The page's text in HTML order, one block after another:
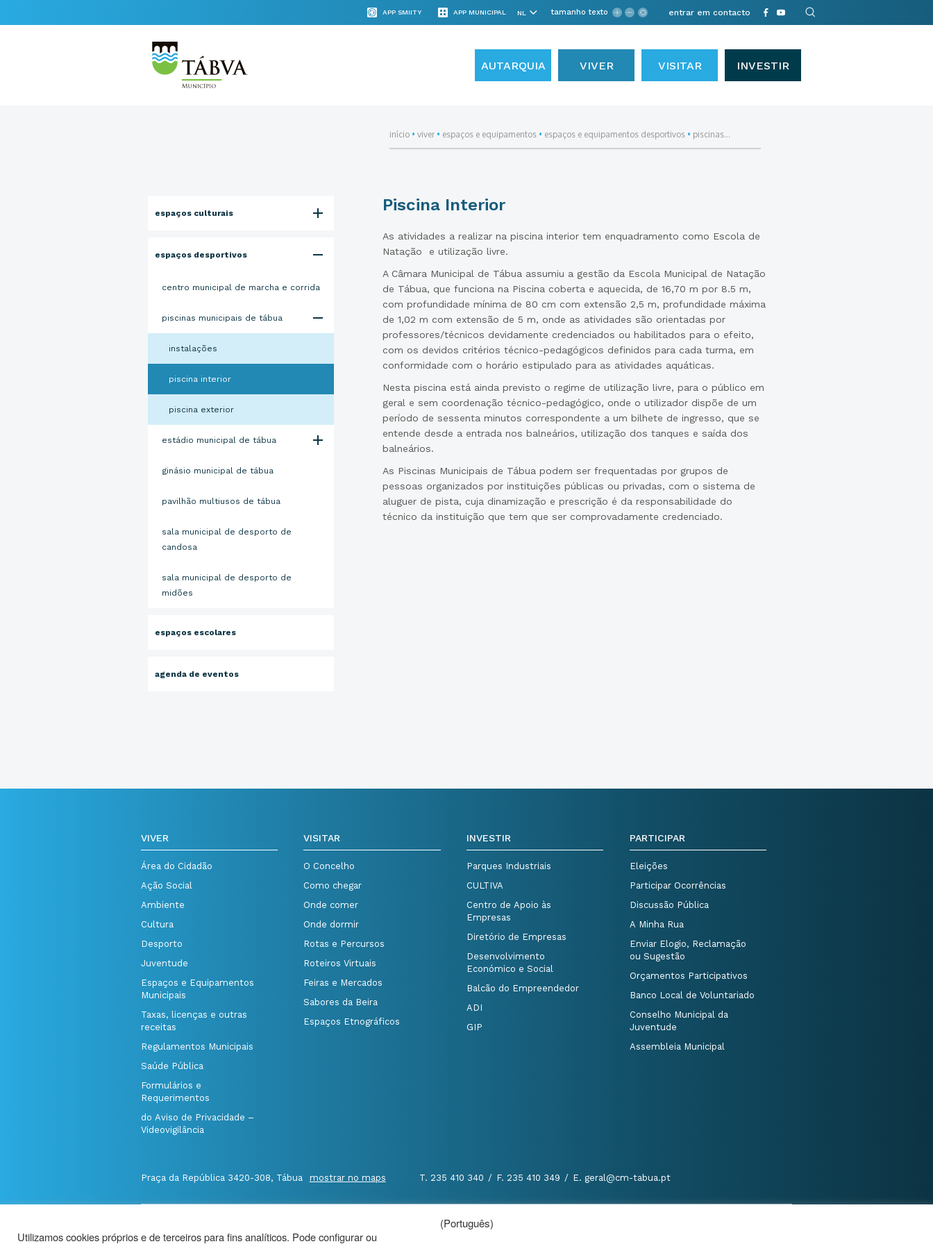
APP SMIITY APP MUNICIPAL tamanho texto entrar em contacto
AUTARQUIA VIVER VISITAR INVESTIR
espaços culturais
espaços desportivos
centro municipal de marcha e corrida
piscinas municipais de tábua
instalações
piscina interior
piscina exterior
estádio municipal de tábua
ginásio municipal de tábua
pavilhão multiusos de tábua
sala municipal de desporto de
candosa
sala municipal de desporto de
midões
espaços escolares
agenda de eventos
início•viver• espaços e equipamentos• espaços e equipamentos desportivos• piscinas...
Piscina Interior
As atividades a realizar na piscina interior tem enquadramento como Escola de
Natação e utilização livre.
A Câmara Municipal de Tábua assumiu a gestão da Escola Municipal de Natação
de Tábua, que funciona na Piscina coberta e aquecida, de 16,70 m por 8.5 m,
com profundidade mínima de 80 cm com extensão 2,5 m, profundidade máxima
de 1,02 m com extensão de 5 m, onde as atividades são orientadas por
professores/técnicos devidamente credenciados ou habilitados para o efeito,
com os devidos critérios técnico-pedagógicos definidos para cada turma, em
conformidade com o horário estipulado para as atividades aquáticas.
Nesta piscina está ainda previsto o regime de utilização livre, para o público em
geral e sem coordenação técnico-pedagógico, onde o utilizador dispõe de um
período de sessenta minutos correspondente a um bilhete de ingresso, que se
entende desde a entrada nos balneários, utilização dos tanques e saída dos
balneários.
As Piscinas Municipais de Tábua podem ser frequentadas por grupos de
pessoas organizados por instituições públicas ou privadas, com o sistema de
aluguer de pista, cuja dinamização e prescrição é da responsabilidade do
técnico da instituição que tem que ser comprovadamente credenciado.
VIVER
Área do Cidadão
Ação Social
Ambiente
Cultura
Desporto
Juventude
Espaços e Equipamentos
Municipais
Taxas, licenças e outras
receitas
Regulamentos Municipais
Saúde Pública
Formulários e
Requerimentos
do Aviso de Privacidade –
Videovigilância
VISITAR
O Concelho
Como chegar
Onde comer
Onde dormir
Rotas e Percursos
Roteiros Virtuais
Feiras e Mercados
Sabores da Beira
Espaços Etnográficos
INVESTIR
Parques Industriais
CULTIVA
Centro de Apoio às
Empresas
Diretório de Empresas
Desenvolvimento
Económico e Social
Balcão do Empreendedor
ADI
GIP
PARTICIPAR
Eleições
Participar Ocorrências
Discussão Pública
A Minha Rua
Enviar Elogio, Reclamação
ou Sugestão
Orçamentos Participativos
Banco Local de Voluntariado
Conselho Municipal da
Juventude
Assembleia Municipal
Praça da República 3420-308, Tábua mostrar no maps T. 235 410 340 / F. 235 410 349 / E. geral@cm-tabua.pt
Politica de Privacidade
|
(Português)
Utilizamos cookies próprios e de terceiros para fins analíticos. Pode configurar ou